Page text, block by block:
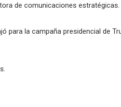
de comunicaciones estratégicas.
para la campaña presidencial de